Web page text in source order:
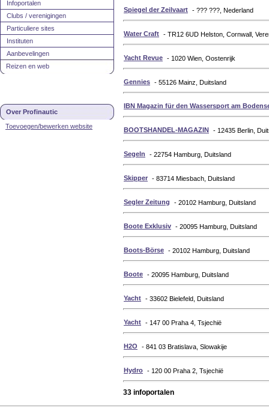
Infoportalen
Clubs / verenigingen
Particuliere sites
Instituten
Aanbevelingen
Reizen en web
Over Profinautic
Toevoegen/bewerken website
Spiegel der Zeilvaart - ??? ???, Nederland
Water Craft - TR12 6UD Helston, Cornwall,
Yacht Revue - 1020 Wien, Oostenrijk
Gennies - 55126 Mainz, Duitsland
IBN Magazin für den Wassersport am
BOOTSHANDEL-MAGAZIN - 12435 Berlin,
Segeln - 22754 Hamburg, Duitsland
Skipper - 83714 Miesbach, Duitsland
Segler Zeitung - 20102 Hamburg, Duitsland
Boote Exklusiv - 20095 Hamburg, Duitsland
Boots-Börse - 20102 Hamburg, Duitsland
Boote - 20095 Hamburg, Duitsland
Yacht - 33602 Bielefeld, Duitsland
Yacht - 147 00 Praha 4, Tsjechië
H2O - 841 03 Bratislava, Slowakije
Hydro - 120 00 Praha 2, Tsjechië
33 infoportalen